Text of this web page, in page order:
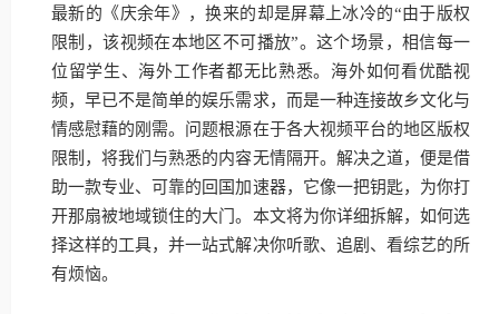
最新的《庆余年》，换来的却是屏幕上冰冷的“由于版权
限制，该视频在本地区不可播放”。这个场景，相信每一
位留学生、海外工作者都无比熟悉。海外如何看优酷视
频，早已不是简单的娱乐需求，而是一种连接故乡文化与
情感慰藉的刚需。问题根源在于各大视频平台的地区版权
限制，将我们与熟悉的内容无情隔开。解决之道，便是借
助一款专业、可靠的回国加速器，它像一把钥匙，为你打
开那扇被地域锁住的大门。本文将为你详细拆解，如何选
择这样的工具，并一站式解决你听歌、追剧、看综艺的所
有烦恼。